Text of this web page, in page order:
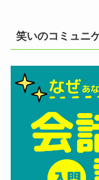
笑いのコミュニ